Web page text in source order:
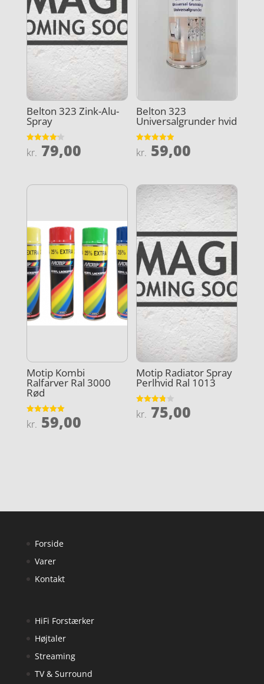
Belton 323 Zink-Alu-
Spray
Vurderet
4.2
kr. 79,00
Belton 323
Universalgrunder hvid
Vurderet
4.9
kr. 59,00
Motip Kombi
Ralfarver Ral 3000
Rød
Vurderet
5
kr. 59,00
Motip Radiator Spray
Perlhvid Ral 1013
Vurderet
3.8
kr. 75,00
Forside
Varer
Kontakt
HiFi Forstærker
Højtaler
Streaming
TV & Surround